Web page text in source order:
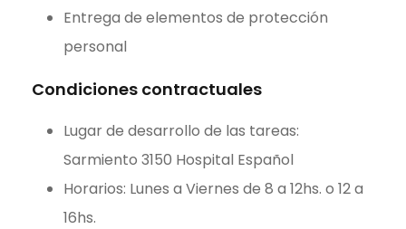
Entrega de elementos de protección
personal
Condiciones contractuales
Lugar de desarrollo de las tareas:
Sarmiento 3150 Hospital Español
Horarios: Lunes a Viernes de 8 a 12hs. o 12 a
16hs.